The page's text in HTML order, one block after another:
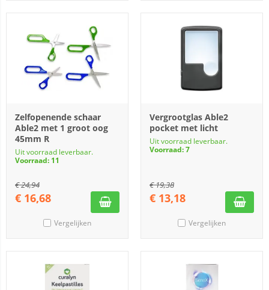
Zelfopenende schaar
Able2 met 1 groot oog
45mm R
Uit voorraad leverbaar.
Voorraad: 11
€24,94
€ 16,68
Vergelijken
Vergrootglas Able2
pocket met licht
Uit voorraad leverbaar.
Voorraad: 7
€19,38
€ 13,18
Vergelijken